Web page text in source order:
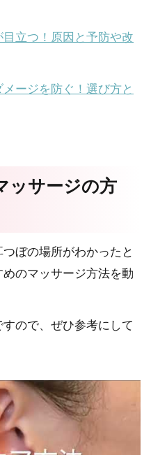
立つ！原因と予防や改
ージを防ぐ！選び方と
ッサージの方
ぼの場所がわかったと
のマッサージ方法を動
ので、ぜひ参考にして